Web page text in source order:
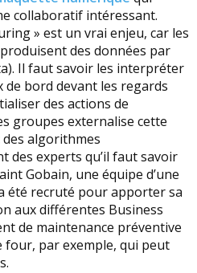
collaboratif intéressant.
» est un vrai enjeu, car les
des données par
Il faut savoir les interpréter
bord devant les regards
des actions de
groupes externalise cette
des algorithmes
des experts qu’il faut savoir
Gobain, une équipe d’une
été recruté pour apporter sa
aux différentes Business
de maintenance préventive
four, par exemple, qui peut